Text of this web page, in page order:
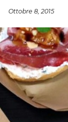
Ottobre 8, 2015